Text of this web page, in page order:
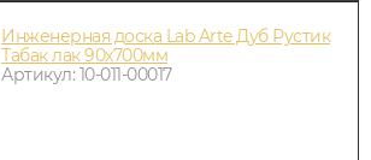
Инженерная доска Lab Arte Дуб Рустик
Табак лак 90х700мм
Артикул: 10-011-00017